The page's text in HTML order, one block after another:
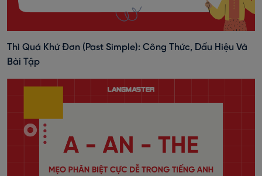
Thì Quá Khứ Đơn (past Simple): Công Thức, Dấu Hiệu Và
Bài Tập